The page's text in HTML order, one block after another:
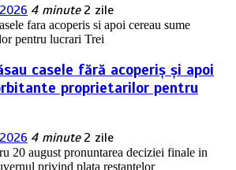
4 minute 2 zile
casele fără acoperiș și apoi
proprietarilor pentru
4 minute 2 zile